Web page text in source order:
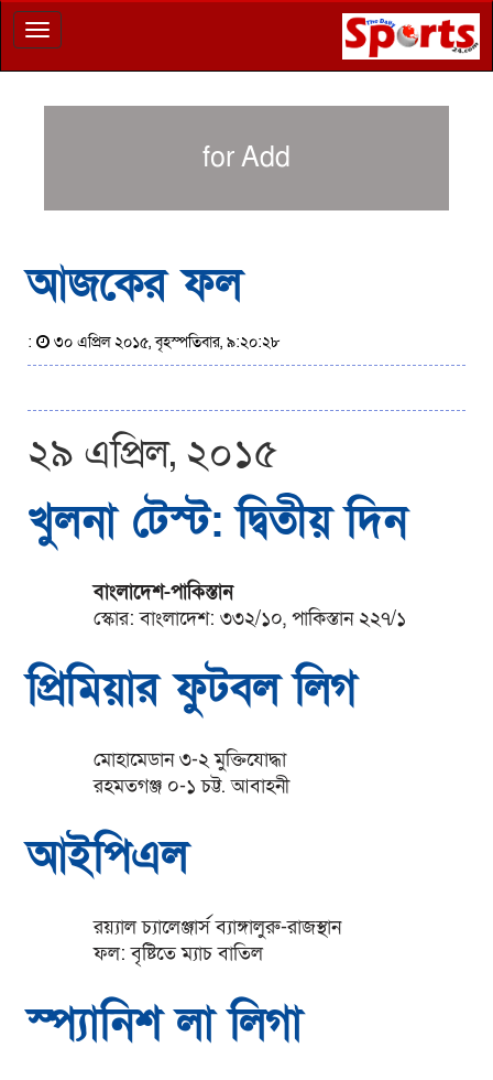
Toggle
navigation
for Add
আজকের ফল
: ৩০ এপ্রিল ২০১৫, বৃহস্পতিবার, ৯:২০:২৮
২৯ এপ্রিল, ২০১৫
খুলনা টেস্ট: দ্বিতীয় দিন
বাংলাদেশ-পাকিস্তান
স্কোর: বাংলাদেশ: ৩৩২/১০, পাকিস্তান ২২৭/১
প্রিমিয়ার ফুটবল লিগ
মোহামেডান ৩-২ মুক্তিযোদ্ধা
রহমতগঞ্জ ০-১ চট্ট. আবাহনী
আইপিএল
রয়্যাল চ্যালেঞ্জার্স ব্যাঙ্গালুরু-রাজস্থান
ফল: বৃষ্টিতে ম্যাচ বাতিল
স্প্যানিশ লা লিগা